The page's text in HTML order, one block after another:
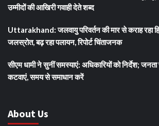
उम्मीदों की आखिरी गवाही देते शब्द
Uttarakhand: जलवायु परिवर्तन की मार से कराह रहा
जलस्रोत, बढ़ रहा पलायन, रिपोर्ट चिंताजनक
सीएम धामी ने सुनीं समस्याएं: अधिकारियों को निर्देश;
कटवाएं, समय से समाधान करें
About Us